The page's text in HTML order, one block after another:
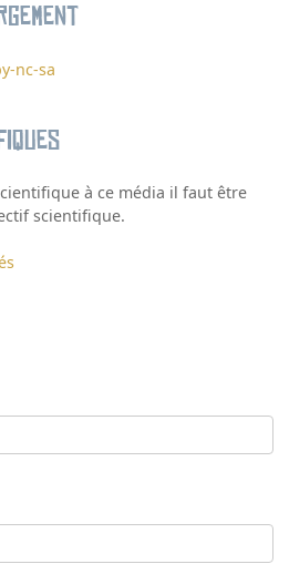
nc-sa
à ce média il faut être
scientifique.